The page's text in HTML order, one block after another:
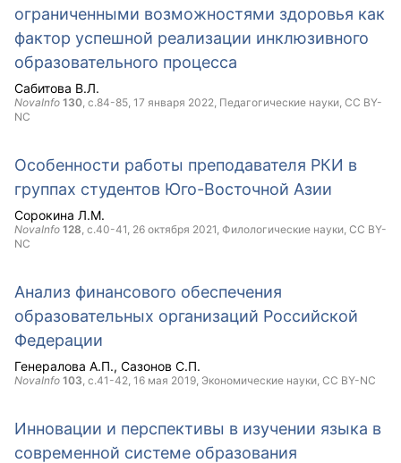
ограниченными возможностями здоровья как
фактор успешной реализации инклюзивного
образовательного процесса
Сабитова В.Л.
NovaInfo 130, с.84-85, 17 января 2022, Педагогические науки, CC BY-
NC
Особенности работы преподавателя РКИ в
группах студентов Юго-Восточной Азии
Сорокина Л.М.
NovaInfo 128, с.40-41, 26 октября 2021, Филологические науки, CC BY-
NC
Анализ финансового обеспечения
образовательных организаций Российской
Федерации
Генералова А.П. Сазонов С.П.
NovaInfo 103, с.41-42, 16 мая 2019, Экономические науки, CC BY-NC
Инновации и перспективы в изучении языка в
современной системе образования